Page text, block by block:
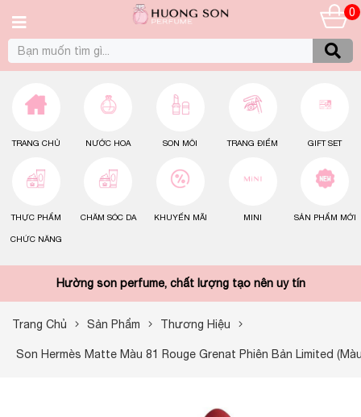
0
TRANG CHỦ NƯỚC HOA SON MÔI TRANG ĐIỂM GIFT SET
THỰC PHẨM
CHỨC NĂNG
CHĂM SÓC DA KHUYẾN MÃI MINI SẢN PHẨM MỚI
Hường son perfume, chất lượng tạo nên uy tín
Trang Chủ Sản Phẩm Thương Hiệu
Son Hermès Matte Màu 81 Rouge Grenat Phiên Bản Limited